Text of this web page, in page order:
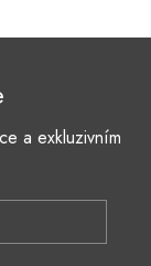
a exkluzivním